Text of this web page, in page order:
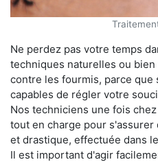
Ne perdez pas votre temps
techniques naturelles ou
contre les fourmis, parce
capables de régler votre
Nos techniciens une fois
tout en charge pour
et drastique, effectuée dans
Il est important d'agir